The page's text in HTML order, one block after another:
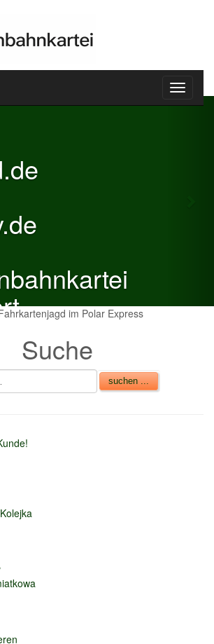
Toggle
an
Inserat
im Polar Express
Suche